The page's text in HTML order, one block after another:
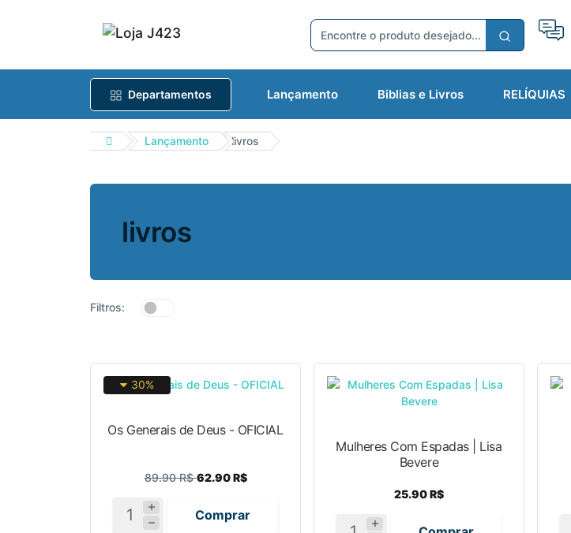
Departamentos Lançamento Biblias e Livros RELÍQUIAS
Lançamento livros
livros
Filtros:
30%
Os Generais de Deus - OFICIAL
89.90 R$62.90 R$
Comprar
Mulheres Com Espadas | Lisa
Bevere
25.90 R$